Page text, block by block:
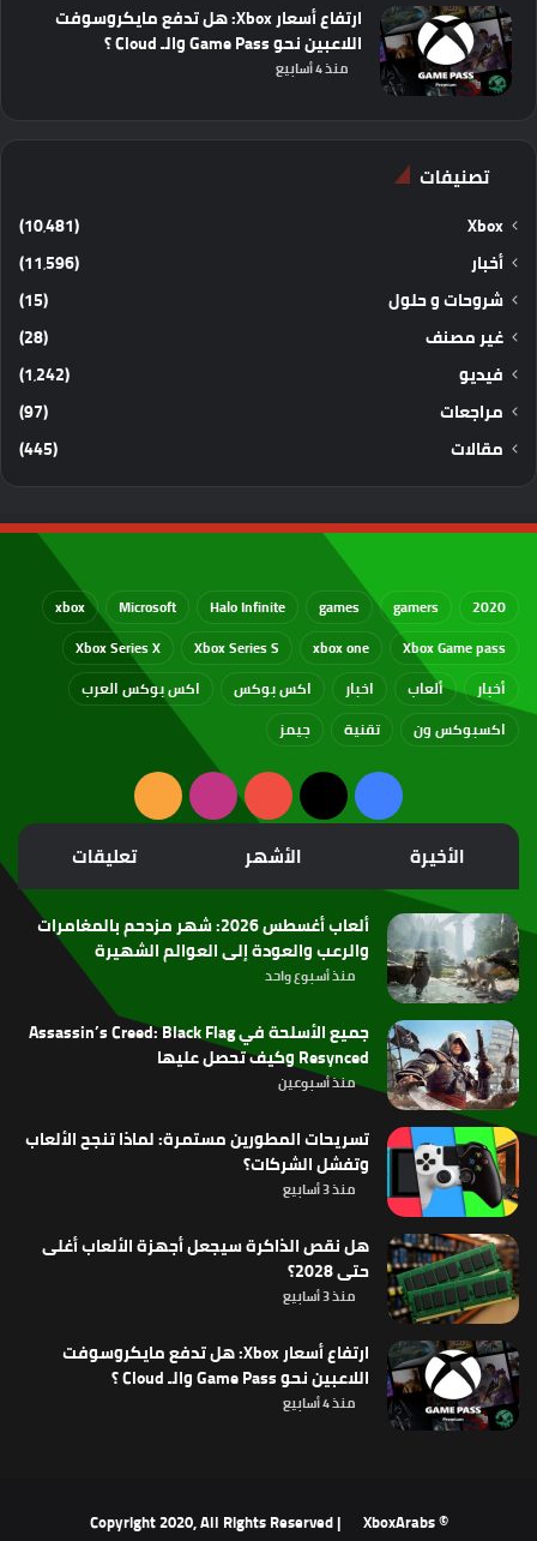
ارتفاع أسعار Xbox: هل تدفع مايكروسوفت
اللاعبين نحو Game Pass والـ Cloud ؟
منذ 4 أسابيع
تصنيفات
Xbox
(10٬481)
أخبار
(11٬596)
شروحات و حلول
(15)
غير مصنف
(28)
فيديو
(1٬242)
مراجعات
(97)
مقالات
(445)
2020
gamers
games
Halo Infinite
Microsoft
xbox
Xbox Game pass
xbox one
Xbox Series S
Xbox Series X
أخبار
ألعاب اخبار اكس بوكس
اكس بوكس العرب
اكسبوكس ون
تقنية جيمز
فيسبوك
‫X
‫YouTubeانستقرامملخص
الموقع
RSS
الأخيرة الأشهر تعليقات
ألعاب أغسطس 2026: شهر مزدحم بالمغامرات
والرعب والعودة إلى العوالم الشهيرة
منذ أسبوع واحد
جميع الأسلحة في Assassin’s Creed: Black Flag
Resynced وكيف تحصل عليها
منذ أسبوعين
تسريحات المطورين مستمرة: لماذا تنجح الألعاب
وتفشل الشركات؟
منذ 3 أسابيع
هل نقص الذاكرة سيجعل أجهزة الألعاب أغلى
حتى 2028؟
منذ 3 أسابيع
ارتفاع أسعار Xbox: هل تدفع مايكروسوفت
اللاعبين نحو Game Pass والـ Cloud ؟
منذ 4 أسابيع
© Copyright 2020, All Rights Reserved |
XboxArabs